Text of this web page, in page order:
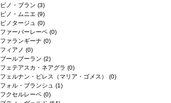
ピノ・ブラン (3)
ピノ・ムニエ (9)
ピノタージュ (0)
ファーバーレーベ (0)
ファランギーナ (0)
フィアノ (0)
ブールブーラン (2)
フェテアスカ・ネアグラ (0)
フェルナン・ピレス（マリア・ゴメス） (0)
フォル・ブランシュ (1)
フクセルレーベ (0)